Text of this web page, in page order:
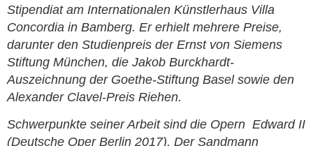
Stipendiat am Internationalen Künstlerhaus Villa
Concordia in Bamberg. Er erhielt mehrere Preise,
darunter den Studienpreis der Ernst von Siemens
Stiftung München, die Jakob Burckhardt-
Auszeichnung der Goethe-Stiftung Basel sowie den
Alexander Clavel-Preis Riehen.
Schwerpunkte seiner Arbeit sind die Opern Edward II
(Deutsche Oper Berlin 2017), Der Sandmann